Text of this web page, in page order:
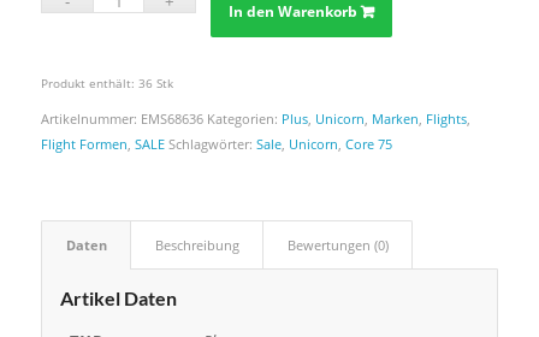
In den Warenkorb
Produkt enthält: 36 Stk
Artikelnummer: EMS68636 Kategorien: Plus, Unicorn, Marken, Flights,
Flight Formen, SALE Schlagwörter: Sale, Unicorn, Core 75
Daten Beschreibung Bewertungen (0)
Artikel Daten